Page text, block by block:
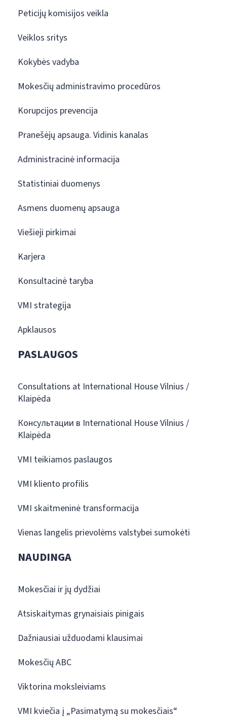
Peticijų komisijos veikla
Veiklos sritys
Kokybės vadyba
Mokesčių administravimo procedūros
Korupcijos prevencija
Pranešėjų apsauga. Vidinis kanalas
Administracinė informacija
Statistiniai duomenys
Asmens duomenų apsauga
Viešieji pirkimai
Karjera
Konsultacinė taryba
VMI strategija
Apklausos
PASLAUGOS
Consultations at International House Vilnius /
Klaipėda
Консультации в International House Vilnius /
Klaipėda
VMI teikiamos paslaugos
VMI kliento profilis
VMI skaitmeninė transformacija
Vienas langelis prievolėms valstybei sumokėti
NAUDINGA
Mokesčiai ir jų dydžiai
Atsiskaitymas grynaisiais pinigais
Dažniausiai užduodami klausimai
Mokesčių ABC
Viktorina moksleiviams
VMI kviečia į „Pasimatymą su mokesčiais“